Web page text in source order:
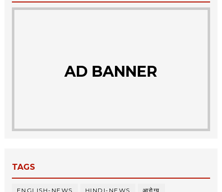
AD BANNER
TAGS
ENGLISH-NEWS HINDI-NEWS आरोग्य